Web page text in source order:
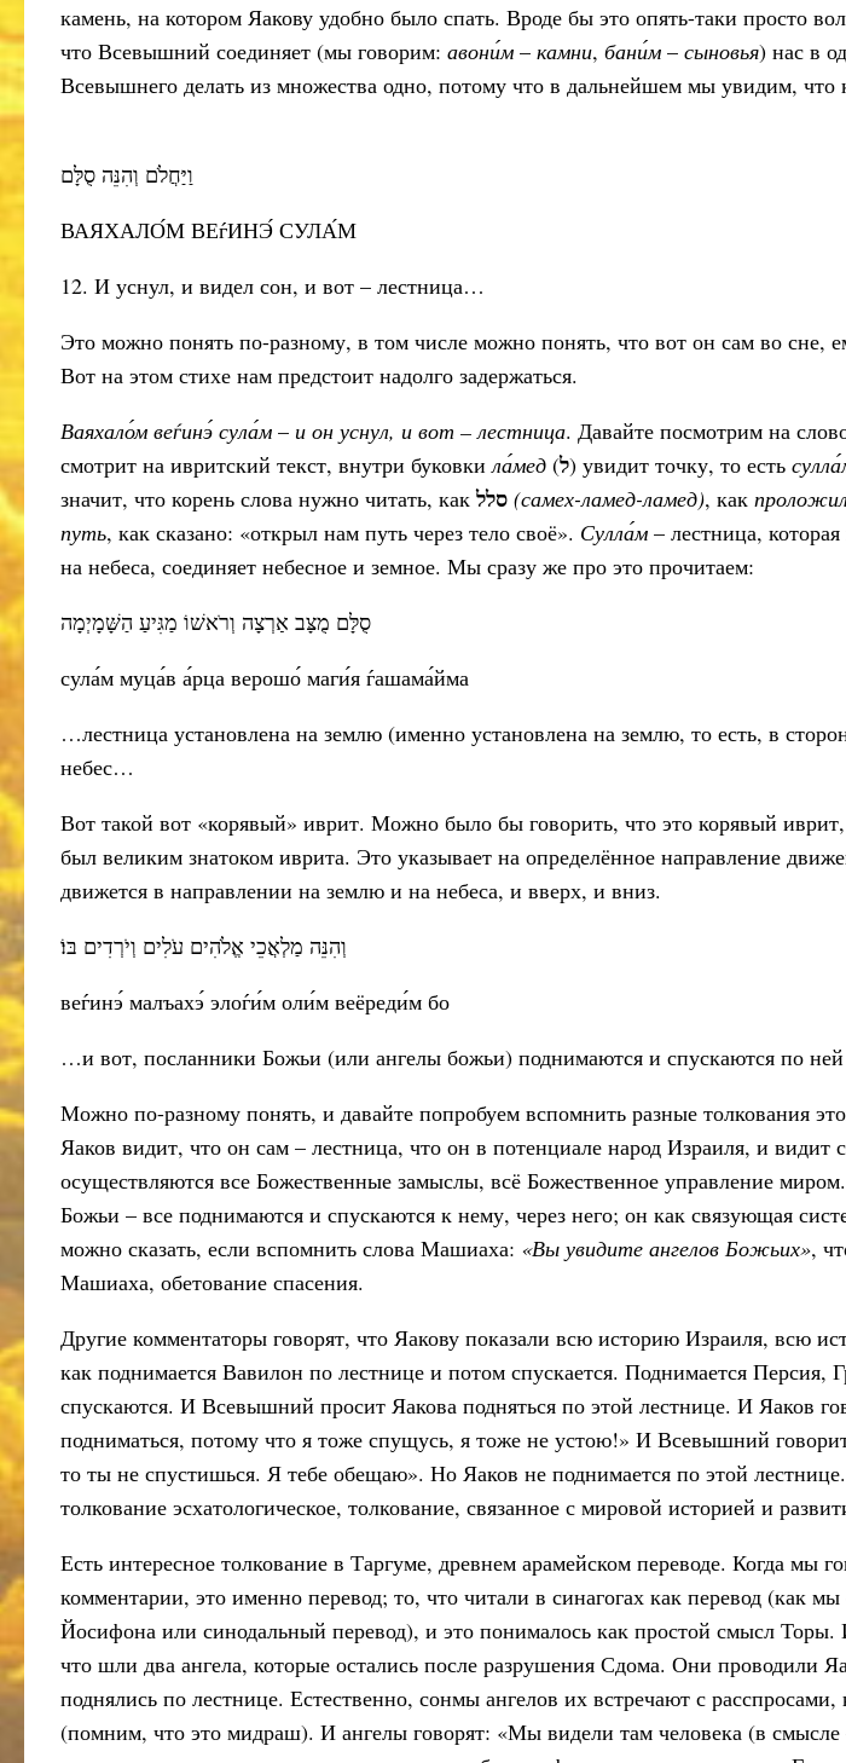
камень, на котором Яакову удобно было спать. Вроде бы это опять-таки просто
что Всевышний соединяет (мы говорим: авони́м – камни, бани́м – сыновья) нас в
Всевышнего делать из множества одно, потому что в дальнейшем мы увидим, что
וַיַּחֲלֹם וְהִנֵּה סֻלָּם
ВАЯХАЛО́М ВЕѓИНЭ́ СУЛА́М
12. И уснул, и видел сон, и вот – лестница…
Это можно понять по-разному, в том числе можно понять, что вот он сам во сне,
Вот на этом стихе нам предстоит надолго задержаться.
Ваяхало́м веѓинэ́ сула́м – и он уснул, и вот – лестница. Давайте посмотрим на
смотрит на ивритский текст, внутри буковкила́мед (ל) увидит точку, то есть
значит, что корень слова нужно читать, какסלל (самех-ламед-ламед), как
путь, как сказано: «открыл нам путь через тело своё». Сулла́м – лестница,
на небеса, соединяет небесное и земное. Мы сразу же про это прочитаем:
סֻלָּם מֻצָּב אַרְצָה וְרֹאשׁוֹ מַגִּיעַ הַשָּׁמָיְמָה
сула́м муца́в а́рца верошо́ маги́я ѓашама́йма
…лестница установлена на землю (именно установлена на землю, то есть, в
небес…
Вот такой вот «корявый» иврит. Можно было бы говорить, что это корявый
был великим знатоком иврита. Это указывает на определённое направление
движется в направлении на землю и на небеса, и вверх, и вниз.
וְהִנֵּה מַלְאֲכֵי אֱלֹהִים עֹלִים וְיֹרְדִים בּוֹ׃
веѓинэ́ малъахэ́ элоѓи́м оли́м веёреди́м бо
…и вот, посланники Божьи (или ангелы божьи) поднимаются и спускаются по
Можно по-разному понять, и давайте попробуем вспомнить разные толкования
Яаков видит, что он сам – лестница, что он в потенциале народ Израиля, и видит
осуществляются все Божественные замыслы, всё Божественное управление
Божьи – все поднимаются и спускаются к нему, через него; он как связующая
можно сказать, если вспомнить слова Машиаха: «Вы увидите ангелов Божьих»,
Машиаха, обетование спасения.
Другие комментаторы говорят, что Яакову показали всю историю Израиля, всю
как поднимается Вавилон по лестнице и потом спускается. Поднимается
спускаются. И Всевышний просит Яакова подняться по этой лестнице. И Яаков
подниматься, потому что я тоже спущусь, я тоже не устою!» И Всевышний
то ты не спустишься. Я тебе обещаю». Но Яаков не поднимается по этой
толкование эсхатологическое, толкование, связанное с мировой историей и
Есть интересное толкование в Таргуме, древнем арамейском переводе. Когда мы
комментарии, это именно перевод; то, что читали в синагогах как перевод (как мы
Йосифона или синодальный перевод), и это понималось как простой смысл Торы.
что шли два ангела, которые остались после разрушения Сдома. Они проводили
поднялись по лестнице. Естественно, сонмы ангелов их встречают с расспросами,
(помним, что это мидраш). И ангелы говорят: «Мы видели там человека (в смысле